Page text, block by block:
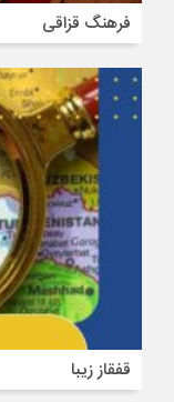
فرهنگ قزاقی
قفقاز زیبا